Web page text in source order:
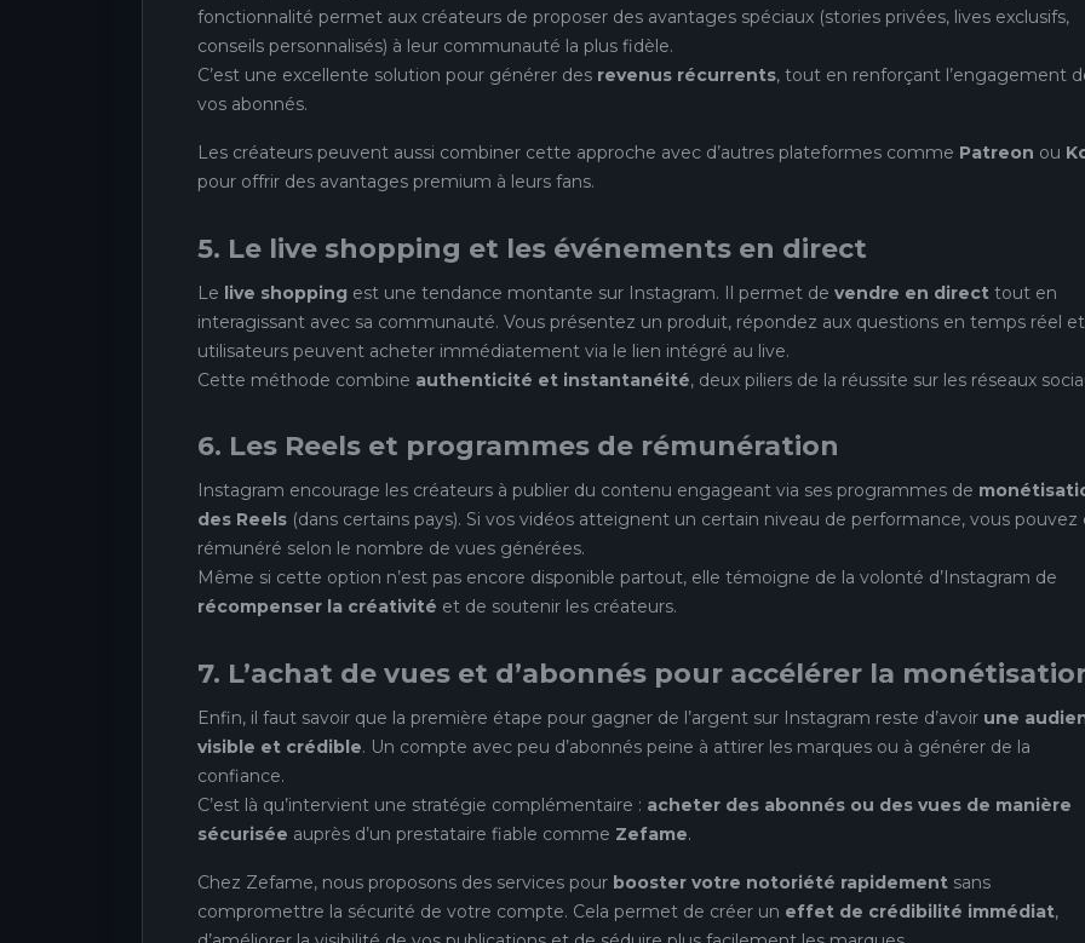
fonctionnalité permet aux créateurs de proposer des avantages spéciaux (stories privées, lives exclusifs,
conseils personnalisés) à leur communauté la plus fidèle.
C’est une excellente solution pour générer des revenus récurrents, tout en renforçant l’engagement
vos abonnés.
Les créateurs peuvent aussi combiner cette approche avec d’autres plateformes comme Patreon ou
pour offrir des avantages premium à leurs fans.
5. Le live shopping et les événements en direct
Le live shopping est une tendance montante sur Instagram. Il permet de vendre en direct tout en
interagissant avec sa communauté. Vous présentez un produit, répondez aux questions en temps réel
utilisateurs peuvent acheter immédiatement via le lien intégré au live.
Cette méthode combine authenticité et instantanéité, deux piliers de la réussite sur les réseaux
6. Les Reels et programmes de rémunération
Instagram encourage les créateurs à publier du contenu engageant via ses programmes de
des Reels (dans certains pays). Si vos vidéos atteignent un certain niveau de performance, vous pouvez
rémunéré selon le nombre de vues générées.
Même si cette option n’est pas encore disponible partout, elle témoigne de la volonté d’Instagram de
récompenser la créativité et de soutenir les créateurs.
7. L’achat de vues et d’abonnés pour accélérer la
Enfin, il faut savoir que la première étape pour gagner de l’argent sur Instagram reste d’avoir une
visible et crédible. Un compte avec peu d’abonnés peine à attirer les marques ou à générer de la
confiance.
C’est là qu’intervient une stratégie complémentaire : acheter des abonnés ou des vues de manière
sécurisée auprès d’un prestataire fiable comme Zefame.
Chez Zefame, nous proposons des services pour booster votre notoriété rapidement sans
compromettre la sécurité de votre compte. Cela permet de créer un effet de crédibilité immédiat,